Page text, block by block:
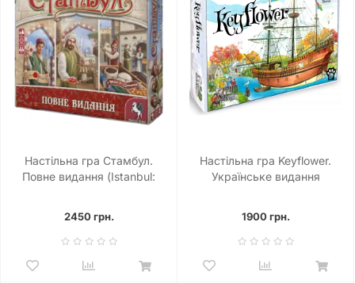
Настільна гра Стамбул.
Повне видання (Istanbul:
2450 грн.
Настільна гра Keyflower.
Українське видання
1900 грн.